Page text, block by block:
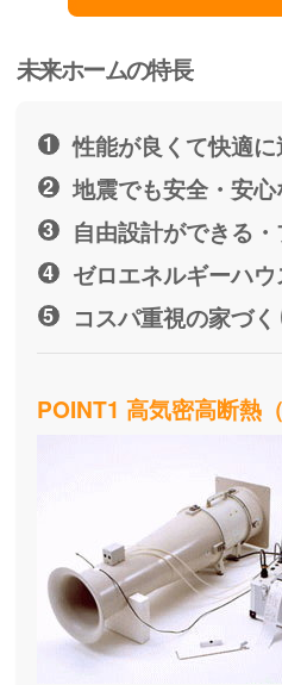
未来ホームの特長
性能が良くて快適
地震でも安全・安
自由設計ができる
ゼロエネルギーハ
コスパ重視の家づく
POINT1 高気密高断熱